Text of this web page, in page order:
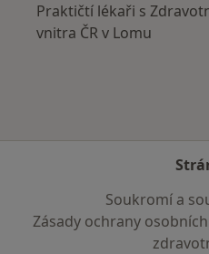
Praktičtí lékaři s
vnitra ČR v Lomu
Soukromí a
Zásady ochrany